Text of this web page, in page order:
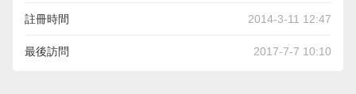
註冊時間 2014-3-11 12:47
最後訪問 2017-7-7 10:10